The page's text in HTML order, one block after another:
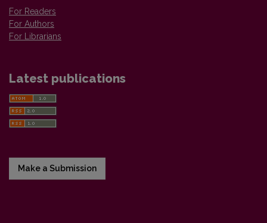
For Readers
For Authors
For Librarians
Latest publications
Make a Submission